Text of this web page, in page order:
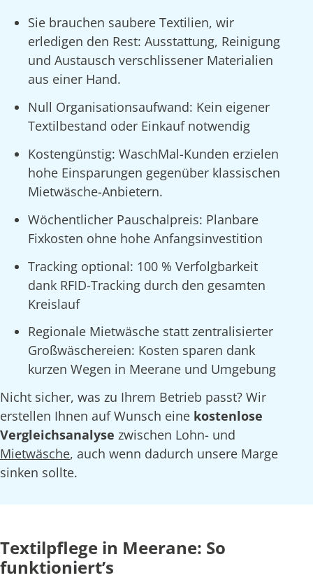
Sie brauchen saubere Textilien, wir
erledigen den Rest: Ausstattung, Reinigung
und Austausch verschlissener Materialien
aus einer Hand.
Null Organisationsaufwand: Kein eigener
Textilbestand oder Einkauf notwendig
Kostengünstig: WaschMal-Kunden erzielen
hohe Einsparungen gegenüber klassischen
Mietwäsche-Anbietern.
Wöchentlicher Pauschalpreis: Planbare
Fixkosten ohne hohe Anfangsinvestition
Tracking optional: 100 % Verfolgbarkeit
dank RFID-Tracking durch den gesamten
Kreislauf
Regionale Mietwäsche statt zentralisierter
Großwäschereien: Kosten sparen dank
kurzen Wegen in Meerane und Umgebung
Nicht sicher, was zu Ihrem Betrieb passt? Wir
erstellen Ihnen auf Wunsch eine kostenlose
Vergleichsanalyse zwischen Lohn- und
Mietwäsche, auch wenn dadurch unsere Marge
sinken sollte.
Textilpflege in Meerane: So
funktioniert’s